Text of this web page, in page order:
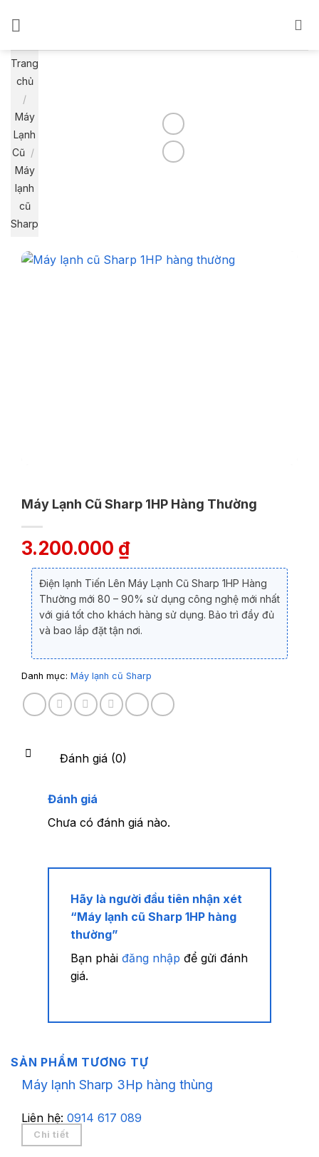
dungTrang
chủ
/
Máy
Lạnh
Cũ /
Máy
lạnh
cũ
Sharp
Máy Lạnh Cũ Sharp 1HP Hàng Thường
3.200.000 ₫
Điện lạnh Tiến Lên Máy Lạnh Cũ Sharp 1HP Hàng
Thường mới 80 – 90% sử dụng công nghệ mới nhất
với giá tốt cho khách hàng sử dụng. Bảo trì đầy đủ
và bao lắp đặt tận nơi.
Danh mục: Máy lạnh cũ Sharp
Đánh giá (0)
Đánh giá
Chưa có đánh giá nào.
Hãy là người đầu tiên nhận xét
“Máy lạnh cũ Sharp 1HP hàng
thường”
Bạn phải đăng nhập để gửi đánh
giá.
SẢN PHẨM TƯƠNG TỰ
Máy lạnh Sharp 3Hp hàng thùng
Liên hệ: 0914 617 089
Chi tiết